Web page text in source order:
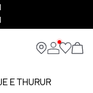
E THURUR